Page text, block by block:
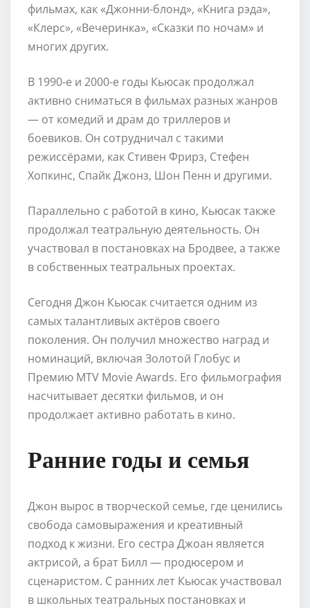
фильмах, как «Джонни-блонд», «Книга рэда»,
«Клерс», «Вечеринка», «Сказки по ночам» и
многих других.
В 1990-е и 2000-е годы Кьюсак продолжал
активно сниматься в фильмах разных жанров
— от комедий и драм до триллеров и
боевиков. Он сотрудничал с такими
режиссёрами, как Стивен Фрирз, Стефен
Хопкинс, Спайк Джонз, Шон Пенн и другими.
Параллельно с работой в кино, Кьюсак также
продолжал театральную деятельность. Он
участвовал в постановках на Бродвее, а также
в собственных театральных проектах.
Сегодня Джон Кьюсак считается одним из
самых талантливых актёров своего
поколения. Он получил множество наград и
номинаций, включая Золотой Глобус и
Премию MTV Movie Awards. Его фильмография
насчитывает десятки фильмов, и он
продолжает активно работать в кино.
Ранние годы и семья
Джон вырос в творческой семье, где ценились
свобода самовыражения и креативный
подход к жизни. Его сестра Джоан является
актрисой, а брат Билл — продюсером и
сценаристом. С ранних лет Кьюсак участвовал
в школьных театральных постановках и